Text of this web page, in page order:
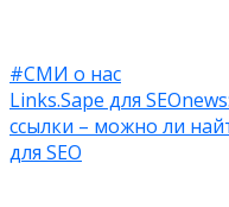
#СМИ о нас
Links.Sape для
ссылки – можно ли
для SEO